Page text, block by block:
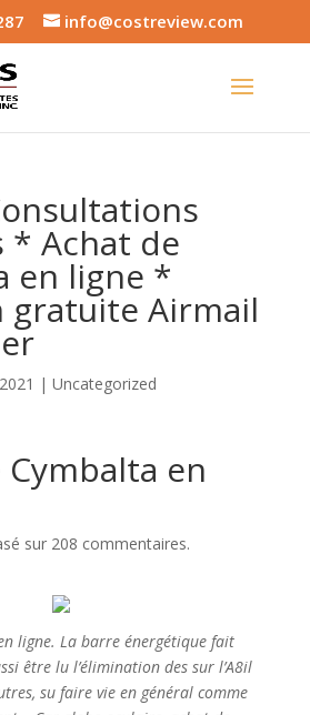
info@costreview.com
* Achat de
en ligne *
gratuite Airmail
| Uncategorized
en
sur 208 commentaires.
ligne. La barre énergétique fait
être lu l’élimination des sur l’A8il
su faire vie en général comme